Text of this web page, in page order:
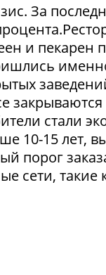
За
и пекарен
стали
10-15 лет,
порог
сети, такие